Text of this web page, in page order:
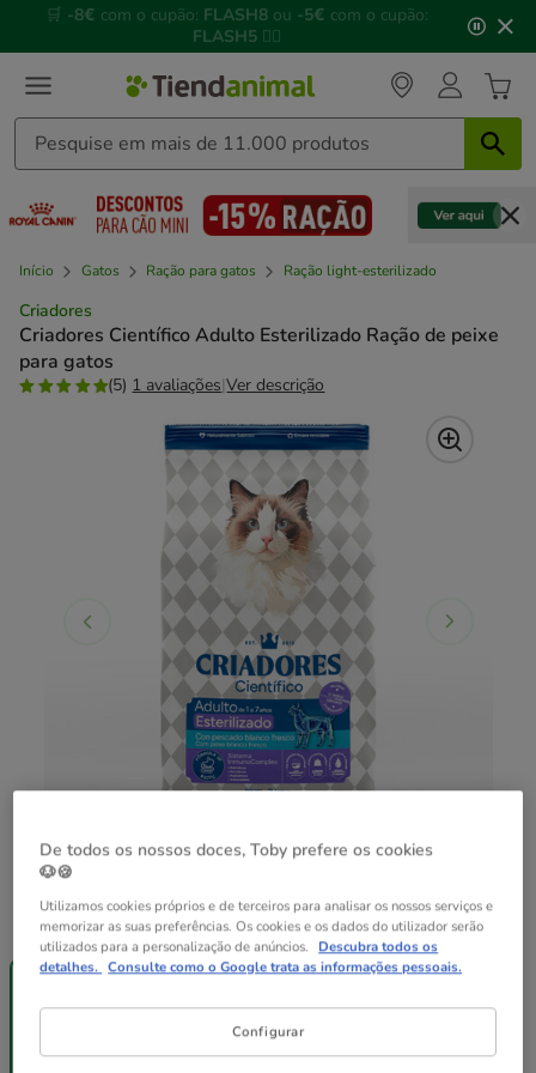
3,
mensagem,
🌊Piscinas, gelados, brinquedos refrescantes e muito
mais!🌞
Início Gatos Ração para gatos Ração light-esterilizado
Criadores
Criadores Científico Adulto Esterilizado Ração de peixe
para gatos
(5) 1 avaliações|Ver descrição
Peso:2 kg
2 kg
-50% na 2ª
un.
2 x 2 kg
Entrega
Grátis
De todos os nossos doces, Toby prefere os cookies
🐶🍪
Utilizamos cookies próprios e de terceiros para analisar os nossos serviços e
memorizar as suas preferências. Os cookies e os dados do utilizador serão
utilizados para a personalização de anúncios. Descubra todos os
detalhes. Consulte como o Google trata as informações pessoais.
Configurar